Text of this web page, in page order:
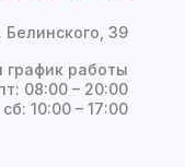
Белинского, 39
график работы
08:00 – 20:00
сб: 10:00 – 17:00